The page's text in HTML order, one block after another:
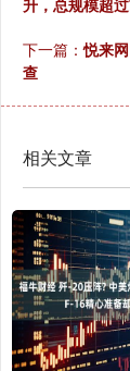
升，总规模超
下一篇：悦来
查
相关文章